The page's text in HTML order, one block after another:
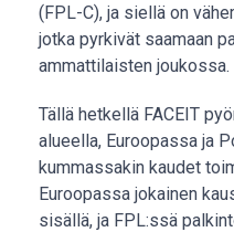
(FPL-C), ja siellä on
jotka pyrkivät saamaan
ammattilaisten joukossa.
Tällä hetkellä FACEIT
alueella, Euroopassa ja
kummassakin kaudet
Euroopassa jokainen
sisällä, ja FPL:ssä